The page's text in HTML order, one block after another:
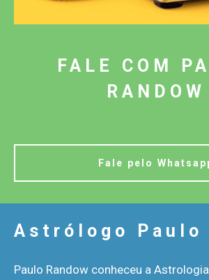
FALE COM
RANDOW
Fale pelo
Astrólogo Paulo
Paulo Randow conheceu a